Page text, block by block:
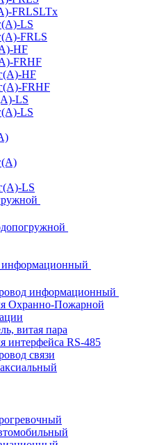
FRLSLTx
LS
FRLS
HF
FRHF
HF
FRHF
LS
LS
LS
информационный
информационный
Охранно-Пожарной
витая пара
интерфейса RS-485
связи